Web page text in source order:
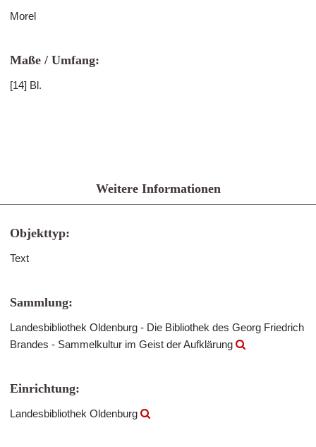
Morel
Maße / Umfang:
[14] Bl.
Weitere Informationen
Objekttyp:
Text
Sammlung:
Landesbibliothek Oldenburg - Die Bibliothek des Georg Friedrich
Brandes - Sammelkultur im Geist der Aufklärung
Einrichtung:
Landesbibliothek Oldenburg